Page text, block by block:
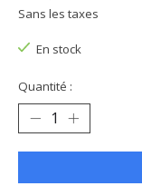
Sans les taxes
En stock
Quantité :